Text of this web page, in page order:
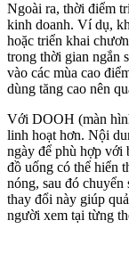
Ngoài ra, thời điểm
kinh doanh. Ví dụ,
hoặc triển khai
trong thời gian ngắn
vào các mùa cao
dùng tăng cao nên
Với DOOH (màn
linh hoạt hơn. Nội
ngày để phù hợp với
đồ uống có thể hiển
nóng, sau đó
thay đổi này giúp
người xem tại từng